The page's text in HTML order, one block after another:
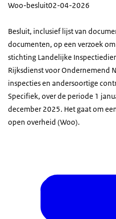
Woo-besluit02-04-2026
Besluit, inclusief lijst van
documenten, op een verzoek
stichting Landelijke
Rijksdienst voor Ondernemend
inspecties en andersoortige
Specifiek, over de periode 1
december 2025. Het gaat om
open overheid (Woo).